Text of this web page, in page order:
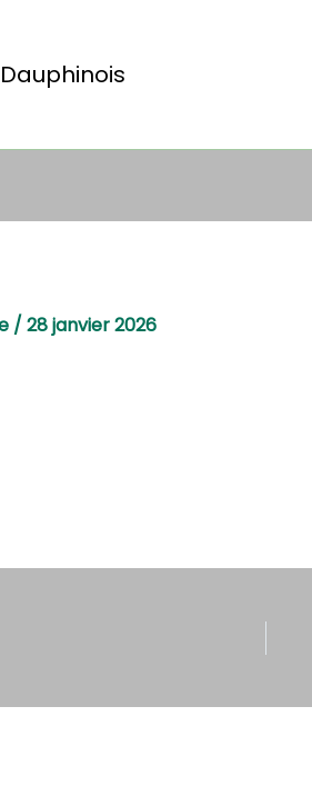
/ 28 janvier 2026